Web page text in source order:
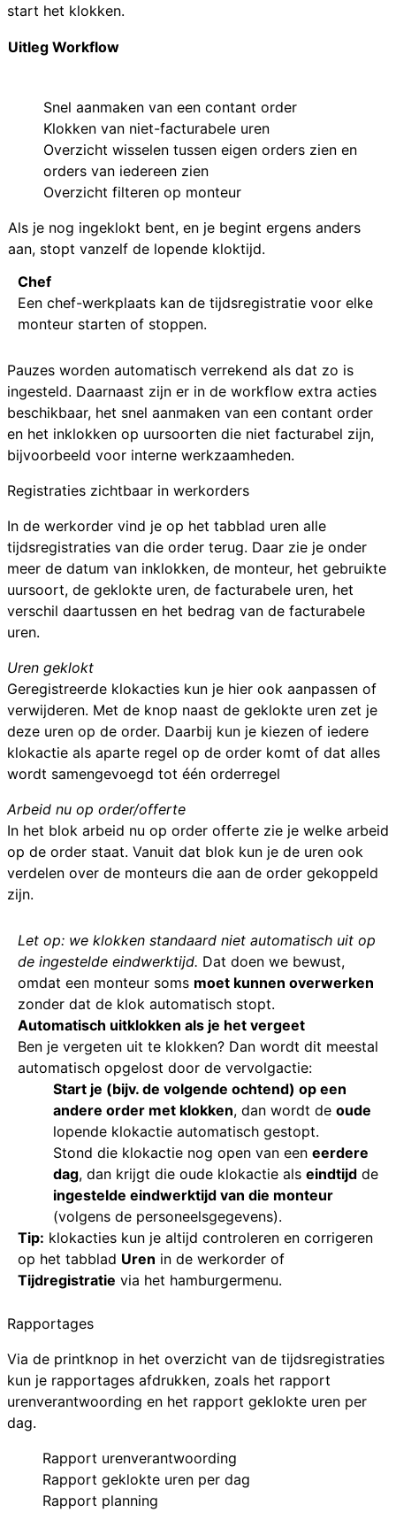
start het klokken.
Uitleg Workflow
Snel aanmaken van een contant order
Klokken van niet-facturabele uren
Overzicht wisselen tussen eigen orders zien en
orders van iedereen zien
Overzicht filteren op monteur
Als je nog ingeklokt bent, en je begint ergens anders
aan, stopt vanzelf de lopende kloktijd.
Chef
Een chef-werkplaats kan de tijdsregistratie voor elke
monteur starten of stoppen.
Pauzes worden automatisch verrekend als dat zo is
ingesteld. Daarnaast zijn er in de workflow extra acties
beschikbaar, het snel aanmaken van een contant order
en het inklokken op uursoorten die niet facturabel zijn,
bijvoorbeeld voor interne werkzaamheden.
Registraties zichtbaar in werkorders
In de werkorder vind je op het tabblad uren alle
tijdsregistraties van die order terug. Daar zie je onder
meer de datum van inklokken, de monteur, het gebruikte
uursoort, de geklokte uren, de facturabele uren, het
verschil daartussen en het bedrag van de facturabele
uren.
Uren geklokt
Geregistreerde klokacties kun je hier ook aanpassen of
verwijderen. Met de knop naast de geklokte uren zet je
deze uren op de order. Daarbij kun je kiezen of iedere
klokactie als aparte regel op de order komt of dat alles
wordt samengevoegd tot één orderregel
Arbeid nu op order/offerte
In het blok arbeid nu op order offerte zie je welke arbeid
op de order staat. Vanuit dat blok kun je de uren ook
verdelen over de monteurs die aan de order gekoppeld
zijn.
Let op: we klokken standaard niet automatisch uit op
de ingestelde eindwerktijd. Dat doen we bewust,
omdat een monteur soms moet kunnen overwerken
zonder dat de klok automatisch stopt.
Automatisch uitklokken als je het vergeet
Ben je vergeten uit te klokken? Dan wordt dit meestal
automatisch opgelost door de vervolgactie:
Start je (bijv. de volgende ochtend) op een
andere order met klokken, dan wordt de oude
lopende klokactie automatisch gestopt.
Stond die klokactie nog open van een eerdere
dag, dan krijgt die oude klokactie als eindtijd de
ingestelde eindwerktijd van die monteur
(volgens de personeelsgegevens).
Tip: klokacties kun je altijd controleren en corrigeren
op het tabblad Uren in de werkorder of
Tijdregistratie via het hamburgermenu.
Rapportages
Via de printknop in het overzicht van de tijdsregistraties
kun je rapportages afdrukken, zoals het rapport
urenverantwoording en het rapport geklokte uren per
dag.
Rapport urenverantwoording
Rapport geklokte uren per dag
Rapport planning